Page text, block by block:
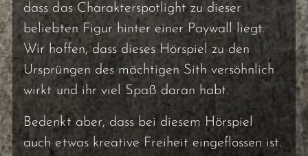
dass das Charakterspotlight zu dieser
beliebten Figur hinter einer Paywall liegt.
Wir hoffen, dass dieses Hörspiel zu den
Ursprüngen des mächtigen Sith versöhnlich
wirkt und ihr viel Spaß daran habt.
Bedenkt aber, dass bei diesem Hörspiel
auch etwas kreative Freiheit eingeflossen ist.